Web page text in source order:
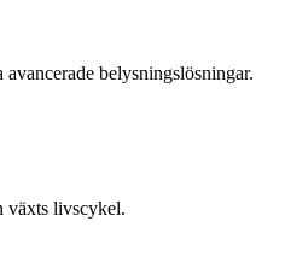
belysningslösningar.
växts livscykel.